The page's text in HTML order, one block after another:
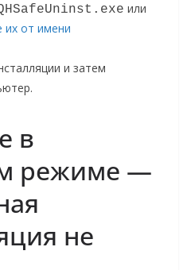
или
их от имени
и затем
в
режиме —
не